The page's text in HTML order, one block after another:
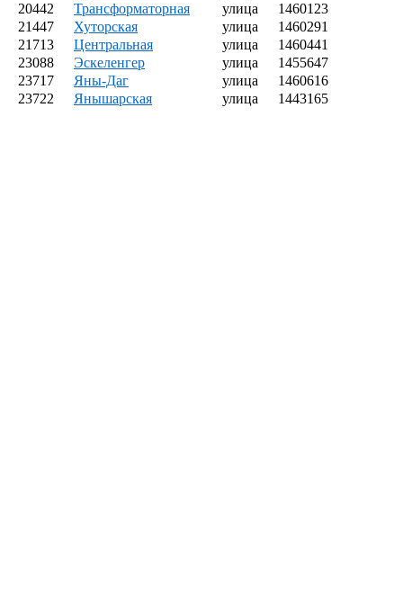
20442
Трансформаторная улица
1460123
21447
Хуторская улица
1460291
21713
Центральная улица
1460441
23088
Эскеленгер улица
1455647
23717
Яны-Даг улица
1460616
23722
Янышарская улица 1443165